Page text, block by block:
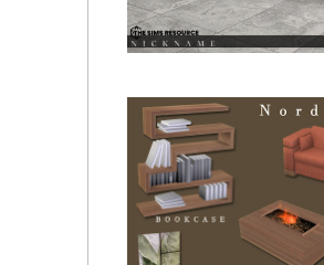
MONO DESIGN living room set